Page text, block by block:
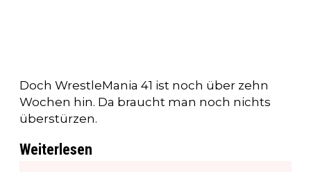
Doch WrestleMania 41 ist noch über zehn
Wochen hin. Da braucht man noch nichts
überstürzen.
Weiterlesen